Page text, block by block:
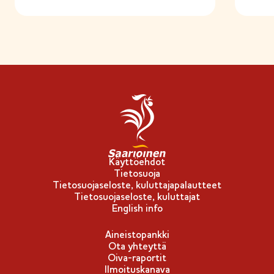
-
e
k
i
Käyttöehdot
Tietosuoja
Tietosuojaseloste, kuluttajapalautteet
Tietosuojaseloste, kuluttajat
English info
Aineistopankki
Ota yhteyttä
Oiva-raportit
Ilmoituskanava